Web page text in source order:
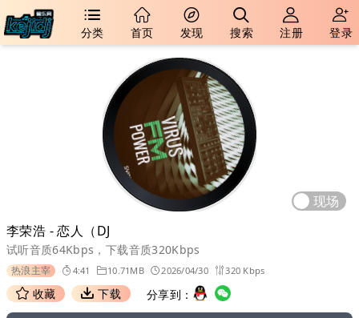
分类 首页 发现 搜索 注册 登录
现场
李荣浩 - 恋人（DJ
试听音质64Kbps，下载音质320Kbps
热浪主宰 4:41 10.71MB 2026/04/30 320 Kbps
收藏 下载 分享到：